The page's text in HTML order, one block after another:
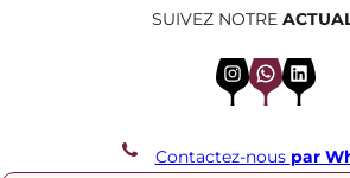
SUIVEZ NOTRE
InstagramWhatsApp LinkedIn
Contactez-nous par